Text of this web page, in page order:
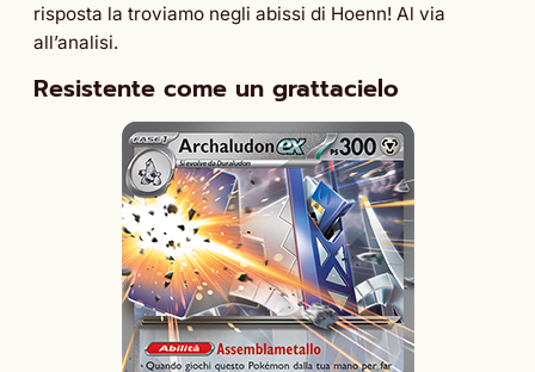
risposta la troviamo negli abissi di Hoenn! Al via
all’analisi.
Resistente come un grattacielo